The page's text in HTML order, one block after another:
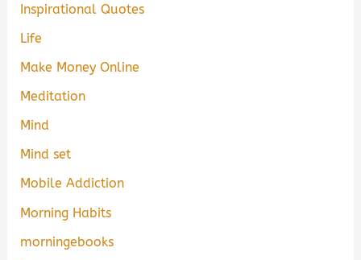
Inspirational Quotes
Life
Make Money Online
Meditation
Mind
Mind set
Mobile Addiction
Morning Habits
morningebooks